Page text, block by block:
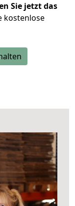
Sie jetzt das
kostenlose